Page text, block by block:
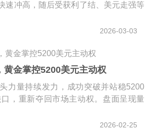
速冲高，随后受获利了结、美元走强等
2026-03-03
黄金掌控5200美元主动权
力量持续发力，成功突破并站稳5200
，重新夺回市场主动权。盘面呈现量
2026-02-25